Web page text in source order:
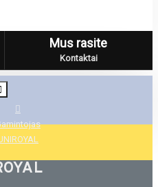
Mus rasite
Kontaktai